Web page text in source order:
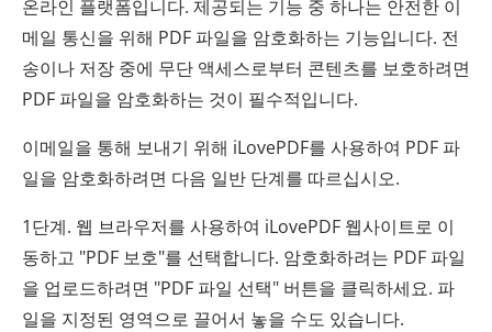
온라인 플랫폼입니다. 제공되는 기능 중 하나는 안전한 이
메일 통신을 위해 PDF 파일을 암호화하는 기능입니다. 전
송이나 저장 중에 무단 액세스로부터 콘텐츠를 보호하려면
PDF 파일을 암호화하는 것이 필수적입니다.
이메일을 통해 보내기 위해 iLovePDF를 사용하여 PDF 파
일을 암호화하려면 다음 일반 단계를 따르십시오.
1단계. 웹 브라우저를 사용하여 iLovePDF 웹사이트로 이
동하고 "PDF 보호"를 선택합니다. 암호화하려는 PDF 파일
을 업로드하려면 "PDF 파일 선택" 버튼을 클릭하세요. 파
일을 지정된 영역으로 끌어서 놓을 수도 있습니다.